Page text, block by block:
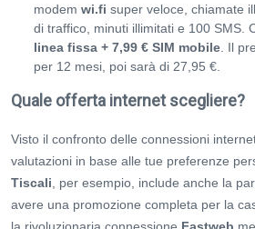
modem wi.fi super veloce, chiamate
di traffico, minuti illimitati e 100 SMS.
linea fissa + 7,99 € SIM mobile . Il
per 12 mesi, poi sarà di 27,95 €.
Quale offerta internet scegliere?
Visto il confronto delle connessioni
valutazioni in base alle tue preferenze
Tiscali , per esempio, include anche la
avere una promozione completa per la
la rivoluzionaria connessione Fastweb